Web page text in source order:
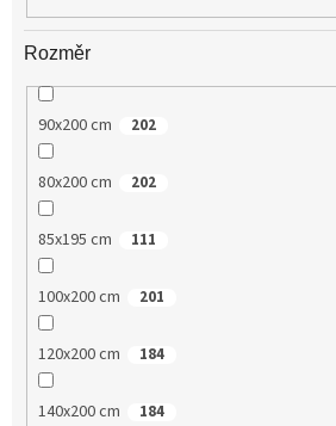
Rozměr
90x200 cm 202
80x200 cm 202
85x195 cm 111
100x200 cm 201
120x200 cm 184
140x200 cm 184